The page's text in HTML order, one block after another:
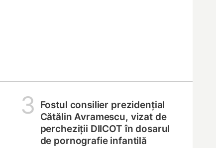
3
Fostul consilier prezidențial
Cătălin Avramescu, vizat de
percheziții DIICOT în dosarul
de pornografie infantilă